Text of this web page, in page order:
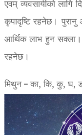
एवम् व्यवसायीको लागि
कृपादृष्टि रहनेछ। पुरानु
आर्थिक लाभ हुन
रहनेछ।
मिथुन – का, कि, कु,